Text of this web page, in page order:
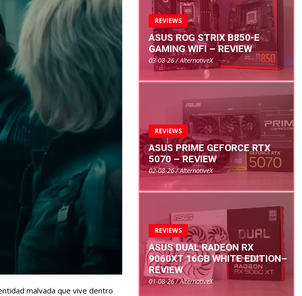
malvada que vive dentro
REVIEWS
ASUS ROG STRIX B850-E
GAMING WIFI – REVIEW
03-08-26 / AlternativeX
REVIEWS
ASUS PRIME GEFORCE RTX
5070 – REVIEW
02-08-26 / AlternativeX
REVIEWS
ASUS DUAL RADEON RX
9060XT 16GB WHITE EDITION–
REVIEW
01-08-26 / AlternativeX